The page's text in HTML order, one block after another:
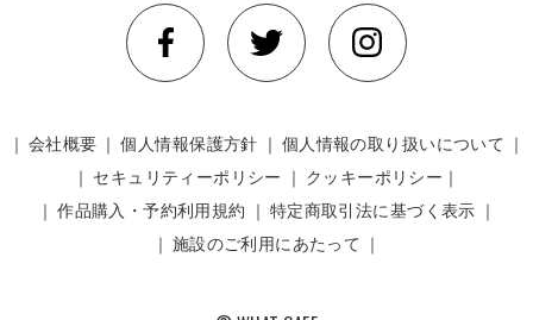
｜ 会社概要 ｜個人情報保護方針 ｜ 個人情報の取り扱いについて ｜
｜ セキュリティーポリシー ｜ クッキーポリシー｜
｜作品購入・予約利用規約 ｜ 特定商取引法に基づく表示 ｜
｜ 施設のご利用にあたって ｜